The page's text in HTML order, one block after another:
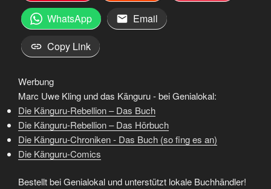
WhatsApp
Email
Copy Link
Werbung
Marc Uwe Kling und das Känguru - bei Genialokal:
Die Känguru-Rebellion – Das Buch
Die Känguru-Rebellion – Das Hörbuch
Die Känguru-Chroniken - Das Buch (so fing es an)
Die Känguru-Comics
Bestellt bei Genialokal und unterstützt lokale Buchhändler!